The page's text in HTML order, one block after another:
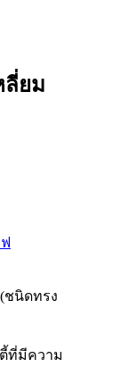
ลี่ยม
ชนิดทรง
ที่มีความ